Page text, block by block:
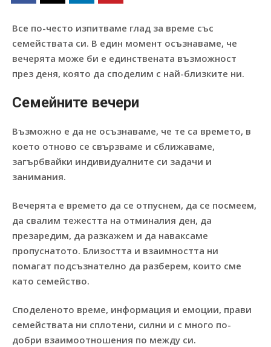
Все по-често изпитваме глад за време със
семействата си. В един момент осъзнаваме, че
вечерята може би е единствената възможност
през деня, която да споделим с най-близките ни.
Семейните вечери
Възможно е да не осъзнаваме, че те са времето, в
което отново се свързваме и сближаваме,
загърбвайки индивидуалните си задачи и
занимания.
Вечерята е времето да се отпуснем, да се посмеем,
да свалим тежестта на отминалия ден, да
презаредим, да разкажем и да наваксаме
пропуснатото. Близостта и взаимността ни
помагат подсъзнателно да разберем, които сме
като семейство.
Споделеното време, информация и емоции, прави
семействата ни сплотени, силни и с много по-
добри взаимоотношения по между си.